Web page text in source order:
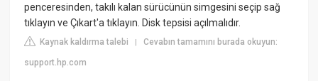
penceresinden, takılı kalan sürücünün simgesini seçip sağ
tıklayın ve Çıkart'a tıklayın. Disk tepsisi açılmalıdır.
Kaynak kaldırma talebi |Cevabın tamamını burada okuyun:
support.hp.com